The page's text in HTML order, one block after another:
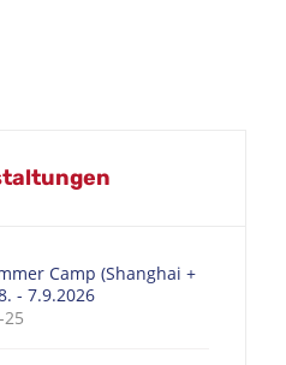
Camp (Shanghai +
- 7.9.2026